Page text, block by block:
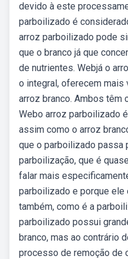
devido à este
parboilizado é
arroz parboilizado pode
que o branco já que
de nutrientes. Webjá o
o integral, oferecem mais
arroz branco. Ambos
Webo arroz parboilizado
assim como o arroz
que o parboilizado passa
parboilização, que é
falar mais
parboilizado e porque ele
também, como é a
parboilizado possui
branco, mas ao contrário
processo de remoção de